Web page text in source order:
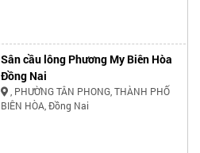
Sân cầu lông Phương My Biên Hòa
Đồng Nai
, PHƯỜNG TÂN PHONG, THÀNH PHỐ
BIÊN HÒA, Đồng Nai